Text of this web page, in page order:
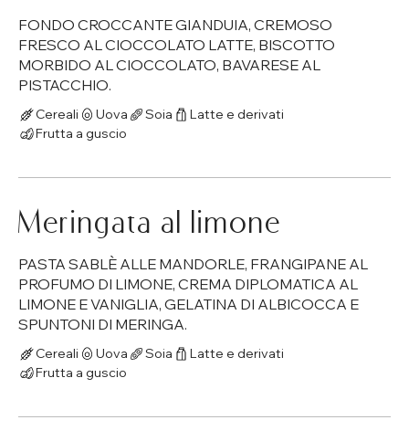
FONDO CROCCANTE GIANDUIA, CREMOSO
FRESCO AL CIOCCOLATO LATTE, BISCOTTO
MORBIDO AL CIOCCOLATO, BAVARESE AL
PISTACCHIO.
Cereali Uova Soia
Latte e derivati
Frutta a guscio
Meringata al limone
PASTA SABLÈ ALLE MANDORLE, FRANGIPANE AL
PROFUMO DI LIMONE, CREMA DIPLOMATICA AL
LIMONE E VANIGLIA, GELATINA DI ALBICOCCA E
SPUNTONI DI MERINGA.
Cereali Uova Soia
Latte e derivati
Frutta a guscio